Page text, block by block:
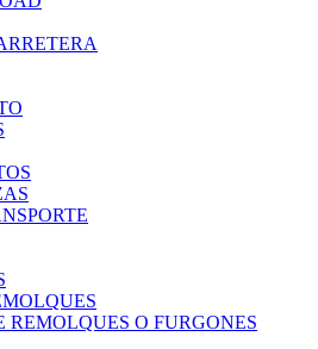
REMOLQUES O FURGONES